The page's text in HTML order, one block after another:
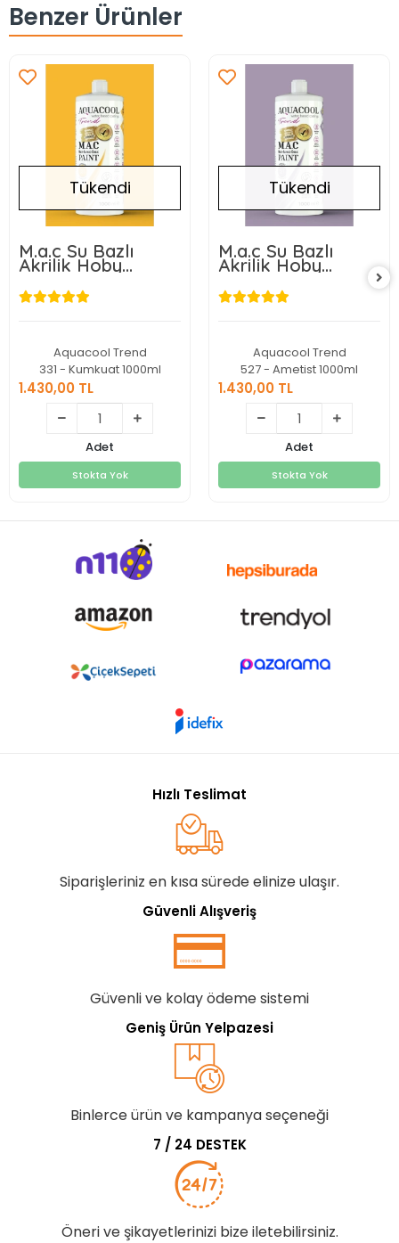
Benzer Ürünler
Tükendi
M.a.c Su Bazlı
Akrilik Hoby
Boyası 1000ml
Aquacool Trend
331 - Kumkuat 1000ml
1.430,00 TL
1.430,00 TL
Stokta Yok
Adet
Stokta Yok
Tükendi
M.a.c Su Bazlı
Akrilik Hoby
Boyası 1000ml
Aquacool Trend
527 - Ametist 1000ml
1.430,00 TL
1.430,00 TL
Stokta Yok
Adet
Stokta Yok
Hızlı Teslimat
Siparişleriniz en kısa sürede elinize ulaşır.
Güvenli Alışveriş
Güvenli ve kolay ödeme sistemi
Geniş Ürün Yelpazesi
Binlerce ürün ve kampanya seçeneği
7 / 24 DESTEK
Öneri ve şikayetlerinizi bize iletebilirsiniz.